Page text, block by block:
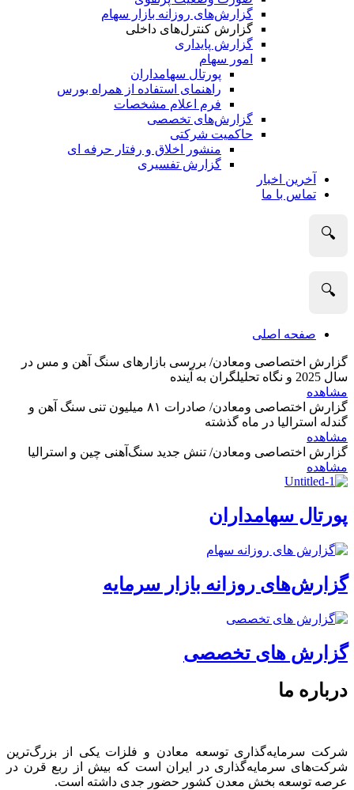
گزارش‌های روزانه بازار سهام
گزارش کنترل‌های داخلی
گزارش پایداری
امور سهام
پورتال سهامداران
راهنمای استفاده از همراه بورس
فرم اعلام مشخصات
گزارش‌های تخصصی
حاکمیت شرکتی
منشور اخلاق و رفتار حرفه­ ای
گزارش تفسیری
آخرین اخبار
تماس با ما
🔍
🔍
صفحه اصلی
گزارش اختصاصی ومعادن/ بررسی بازارهای سنگ آهن و مس در
سال 2025 و نگاه تحلیلگران به آینده
مشاهده
گزارش اختصاصی ومعادن/ صادرات ۸۱ میلیون تنی سنگ آهن و
گندله استرالیا در ماه گذشته
مشاهده
گزارش اختصاصی ومعادن/ تنش جدید سنگ‌آهنی چین و استرالیا
مشاهده
پورتال سهامداران
گزارش‌های روزانه بازار سرمایه
گزارش های تخصصی
درباره ما
شرکت سرمایه‌گذاری توسعه معادن و فلزات یکی از بزرگ‌ترین
شرکت‌های سرمایه‌گذاری در ایران است که بیش از ربع قرن در
عرصه توسعه بخش معدن کشور حضور جدی داشته است.